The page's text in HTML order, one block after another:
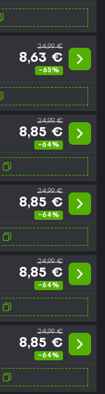
24,99 €
8,63 €
-65%
24,99 €
8,85 €
-64%
24,99 €
8,85 €
-64%
24,99 €
8,85 €
-64%
24,99 €
8,85 €
-64%